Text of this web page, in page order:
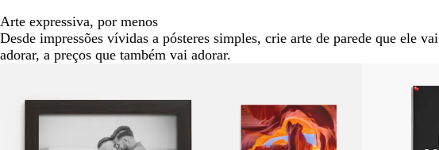
Arte expressiva, por menos
Desde impressões vívidas a pósteres simples, crie arte de parede que ele vai
adorar, a preços que também vai adorar.